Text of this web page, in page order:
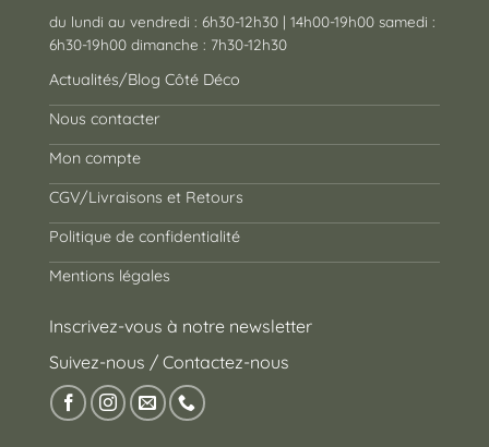
du lundi au vendredi : 6h30-12h30 | 14h00-19h00 samedi :
6h30-19h00 dimanche : 7h30-12h30
Actualités/Blog Côté Déco
Nous contacter
Mon compte
CGV/Livraisons et Retours
Politique de confidentialité
Mentions légales
Inscrivez-vous à notre newsletter
Suivez-nous / Contactez-nous